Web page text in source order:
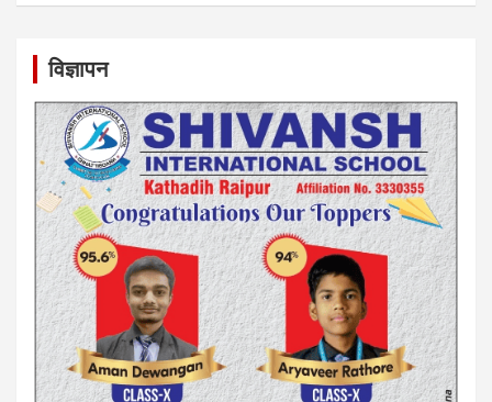
विज्ञापन